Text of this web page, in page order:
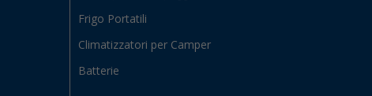
Frigo Portatili
Climatizzatori per Camper
Batterie